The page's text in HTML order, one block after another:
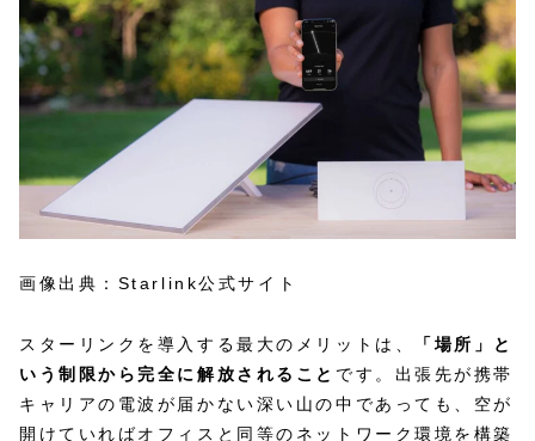
画像出典：Starlink公式サイト
スターリンクを導入する最大のメリットは、
「場所」と
いう制限から完全に解放されること です。出張先が携帯
キャリアの電波が届かない深い山の中であっても、空が
開けていればオフィスと同等のネットワーク環境を構築